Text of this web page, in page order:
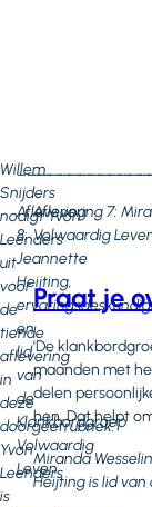
Willem
Snijders
nodigt Yvon
Leenders
uit
voor
de
tiende
aflevering
in
deze
doorgeefrubriek.
Yvon
Leenders
is
Aflevering
8:
Jeannette
Heijting,
en
lid
van
de
Klankbordgroep
Volwaardig
Leven
Aflevering 7:
Volwaardig
Praat je
'De
maanden met
delen
hen. Dat helpt
Miranda
Heijting is lid